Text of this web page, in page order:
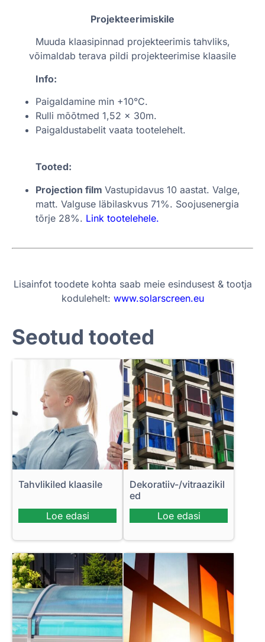
Projekteerimiskile
Muuda klaasipinnad projekteerimis tahvliks,
võimaldab terava pildi projekteerimise klaasile
Info:
Paigaldamine min +10°C.
Rulli mõõtmed 1,52 x 30m.
Paigaldustabelit vaata tootelehelt.
Tooted:
Projection film Vastupidavus 10 aastat. Valge,
matt. Valguse läbilaskvus 71%. Soojusenergia
tõrje 28%. Link tootelehele.
Lisainfot toodete kohta saab meie esindusest & tootja
kodulehelt: www.solarscreen.eu
Seotud tooted
Tahvlikiled klaasile
Loe edasi
Dekoratiiv-/vitraazikil
ed
Loe edasi